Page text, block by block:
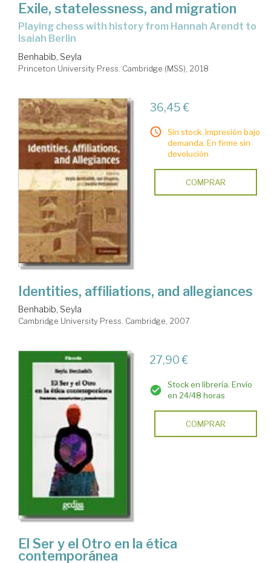
Exile, statelessness, and migration
playing chess with history from Hannah Arendt to
Isaiah Berlin
Benhabib, Seyla
Princeton University Press. Cambridge (MSS), 2018
36,45 €
Sin stock. Impresión bajo
demanda. En firme sin
devolución
COMPRAR
Identities, affiliations, and allegiances
Benhabib, Seyla
Cambridge University Press. Cambridge, 2007
27,90 €
Stock en librería. Envío
en 24/48 horas
COMPRAR
El Ser y el Otro en la ética
contemporánea